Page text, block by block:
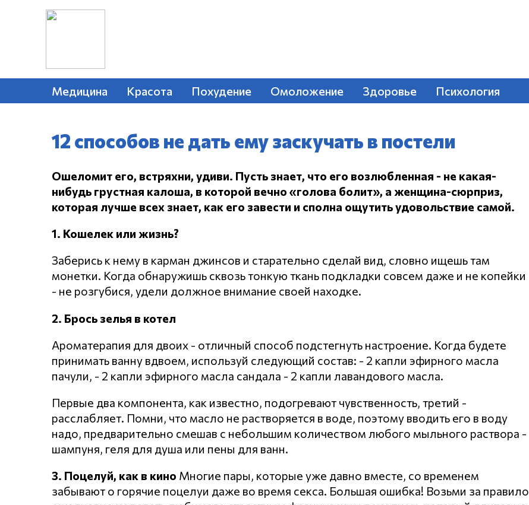
Медицина Красота Похудение Омоложение Здоровье Психология
12 способов не дать ему заскучать в постели
Ошеломит его, встряхни, удиви. Пусть знает, что его возлюбленная - не какая-
нибудь грустная калоша, в которой вечно «голова болит», а женщина-сюрприз,
которая лучше всех знает, как его завести и сполна ощутить удовольствие самой.
1. Кошелек или жизнь?
Заберись к нему в карман джинсов и старательно сделай вид, словно ищешь там
монетки. Когда обнаружишь сквозь тонкую ткань подкладки совсем даже и не копейки
- не розгубися, удели должное внимание своей находке.
2. Брось зелья в котел
Ароматерапия для двоих - отличный способ подстегнуть настроение. Когда будете
принимать ванну вдвоем, используй следующий состав: - 2 капли эфирного масла
пачули, - 2 капли эфирного масла сандала - 2 капли лавандового масла.
Первые два компонента, как известно, подогревают чувственность, третий -
расслабляет. Помни, что масло не растворяется в воде, поэтому вводить его в воду
надо, предварительно смешав с небольшим количеством любого мыльного раствора -
шампуня, геля для душа или пены для ванн.
3. Поцелуй, как в кино Многие пары, которые уже давно вместе, со временем
забывают о горячие поцелуи даже во время секса. Большая ошибка! Возьми за правило